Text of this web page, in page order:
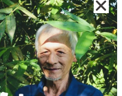
面
選
擇
選
項調味料・油
湯城鵝行｜純鵝油